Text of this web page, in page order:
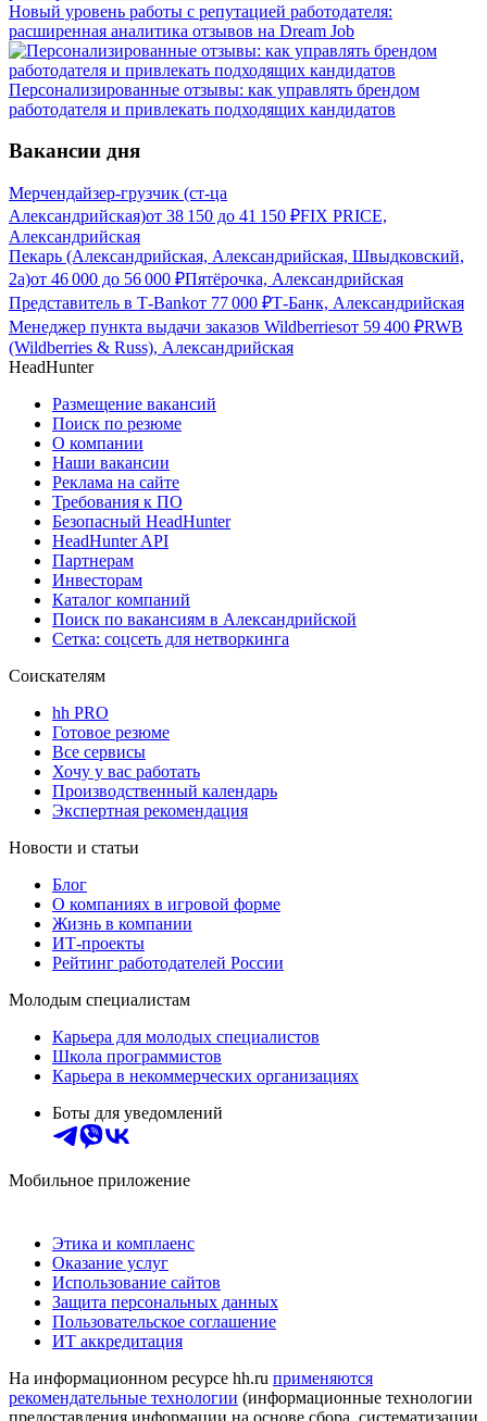
Новый уровень работы с репутацией работодателя:
расширенная аналитика отзывов на Dream Job
Персонализированные отзывы: как управлять брендом
работодателя и привлекать подходящих кандидатов
Вакансии дня
Мерчендайзер-грузчик (ст-ца
Александрийская)от 38 150 до 41 150 ₽FIX PRICE,
Александрийская
Пекарь (Александрийская, Александрийская, Швыдковский,
2а)от 46 000 до 56 000 ₽Пятёрочка, Александрийская
Представитель в Т-Bankот 77 000 ₽Т-Банк, Александрийская
Менеджер пункта выдачи заказов Wildberriesот 59 400 ₽RWB
(Wildberries & Russ), Александрийская
HeadHunter
Размещение вакансий
Поиск по резюме
О компании
Наши вакансии
Реклама на сайте
Требования к ПО
Безопасный HeadHunter
HeadHunter API
Партнерам
Инвесторам
Каталог компаний
Поиск по вакансиям в Александрийской
Сетка: соцсеть для нетворкинга
Соискателям
hh PRO
Готовое резюме
Все сервисы
Хочу у вас работать
Производственный календарь
Экспертная рекомендация
Новости и статьи
Блог
О компаниях в игровой форме
Жизнь в компании
ИТ-проекты
Рейтинг работодателей России
Молодым специалистам
Карьера для молодых специалистов
Школа программистов
Карьера в некоммерческих организациях
Боты для уведомлений
Мобильное приложение
Этика и комплаенс
Оказание услуг
Использование сайтов
Защита персональных данных
Пользовательское соглашение
ИТ аккредитация
На информационном ресурсе hh.ru применяются
рекомендательные технологии (информационные технологии